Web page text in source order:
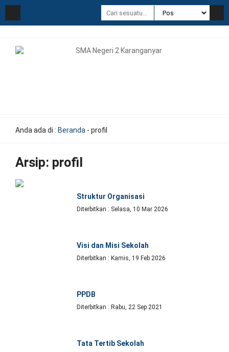
Anda ada di : Beranda - profil
Arsip: profil
Struktur Organisasi
Diterbitkan : Selasa, 10 Mar 2026
Visi dan Misi Sekolah
Diterbitkan : Kamis, 19 Feb 2026
PPDB
Diterbitkan : Rabu, 22 Sep 2021
Tata Tertib Sekolah